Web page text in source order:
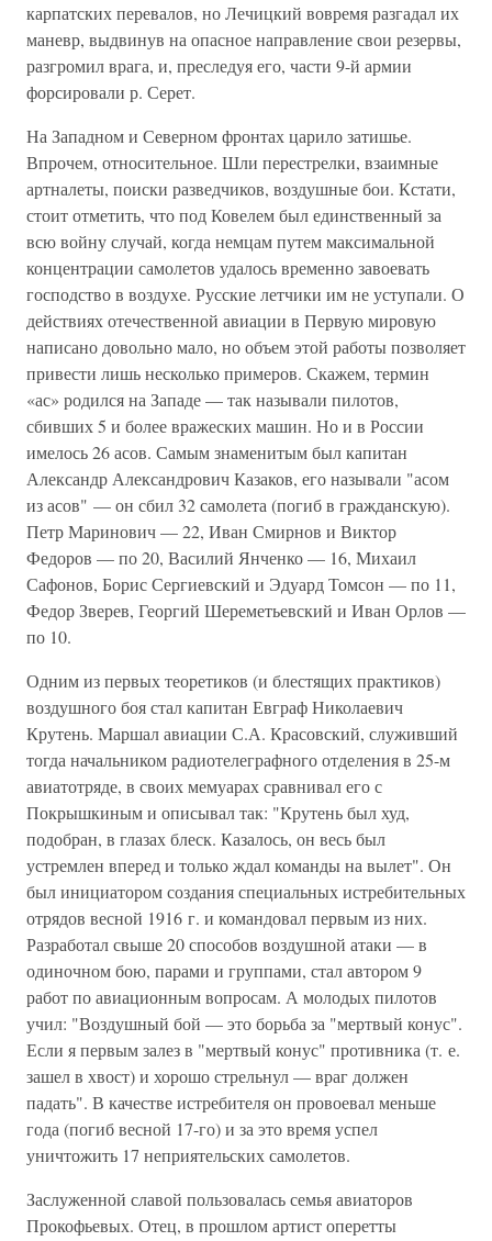
карпатских перевалов, но Лечицкий вовремя разгадал их
маневр, выдвинув на опасное направление свои резервы,
разгромил врага, и, преследуя его, части 9-й армии
форсировали р. Серет.
На Западном и Северном фронтах царило затишье.
Впрочем, относительное. Шли перестрелки, взаимные
артналеты, поиски разведчиков, воздушные бои. Кстати,
стоит отметить, что под Ковелем был единственный за
всю войну случай, когда немцам путем максимальной
концентрации самолетов удалось временно завоевать
господство в воздухе. Русские летчики им не уступали. О
действиях отечественной авиации в Первую мировую
написано довольно мало, но объем этой работы позволяет
привести лишь несколько примеров. Скажем, термин
«ас» родился на Западе — так называли пилотов,
сбивших 5 и более вражеских машин. Но и в России
имелось 26 асов. Самым знаменитым был капитан
Александр Александрович Казаков, его называли "асом
из асов" — он сбил 32 самолета (погиб в гражданскую).
Петр Маринович — 22, Иван Смирнов и Виктор
Федоров — по 20, Василий Янченко — 16, Михаил
Сафонов, Борис Сергиевский и Эдуард Томсон — по 11,
Федор Зверев, Георгий Шереметьевский и Иван Орлов —
по 10.
Одним из первых теоретиков (и блестящих практиков)
воздушного боя стал капитан Евграф Николаевич
Крутень. Маршал авиации С.А. Красовский, служивший
тогда начальником радиотелеграфного отделения в 25-м
авиатотряде, в своих мемуарах сравнивал его с
Покрышкиным и описывал так: "Крутень был худ,
подобран, в глазах блеск. Казалось, он весь был
устремлен вперед и только ждал команды на вылет". Он
был инициатором создания специальных истребительных
отрядов весной 1916 г. и командовал первым из них.
Разработал свыше 20 способов воздушной атаки — в
одиночном бою, парами и группами, стал автором 9
работ по авиационным вопросам. А молодых пилотов
учил: "Воздушный бой — это борьба за "мертвый конус".
Если я первым залез в "мертвый конус" противника (т. е.
зашел в хвост) и хорошо стрельнул — враг должен
падать". В качестве истребителя он провоевал меньше
года (погиб весной 17-го) и за это время успел
уничтожить 17 неприятельских самолетов.
Заслуженной славой пользовалась семья авиаторов
Прокофьевых. Отец, в прошлом артист оперетты